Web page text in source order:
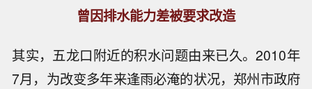
曾因排水能力差被要求改造
其实，五龙口附近的积水问题由来已久。2010年
7月，为改变多年来逢雨必淹的状况，郑州市政府